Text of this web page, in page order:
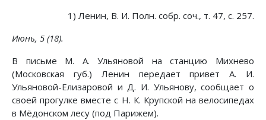
1) Ленин, В. И. Полн. собр. соч., т. 47, с. 257.
Июнь, 5 (18).
В письме М. А. Ульяновой на станцию Михнево
(Московская губ.) Ленин передает привет А. И.
Ульяновой-Елизаровой и Д. И. Ульянову, сообщает о
своей прогулке вместе с Н. К. Крупской на велосипедах
в Мёдонском лесу (под Парижем).